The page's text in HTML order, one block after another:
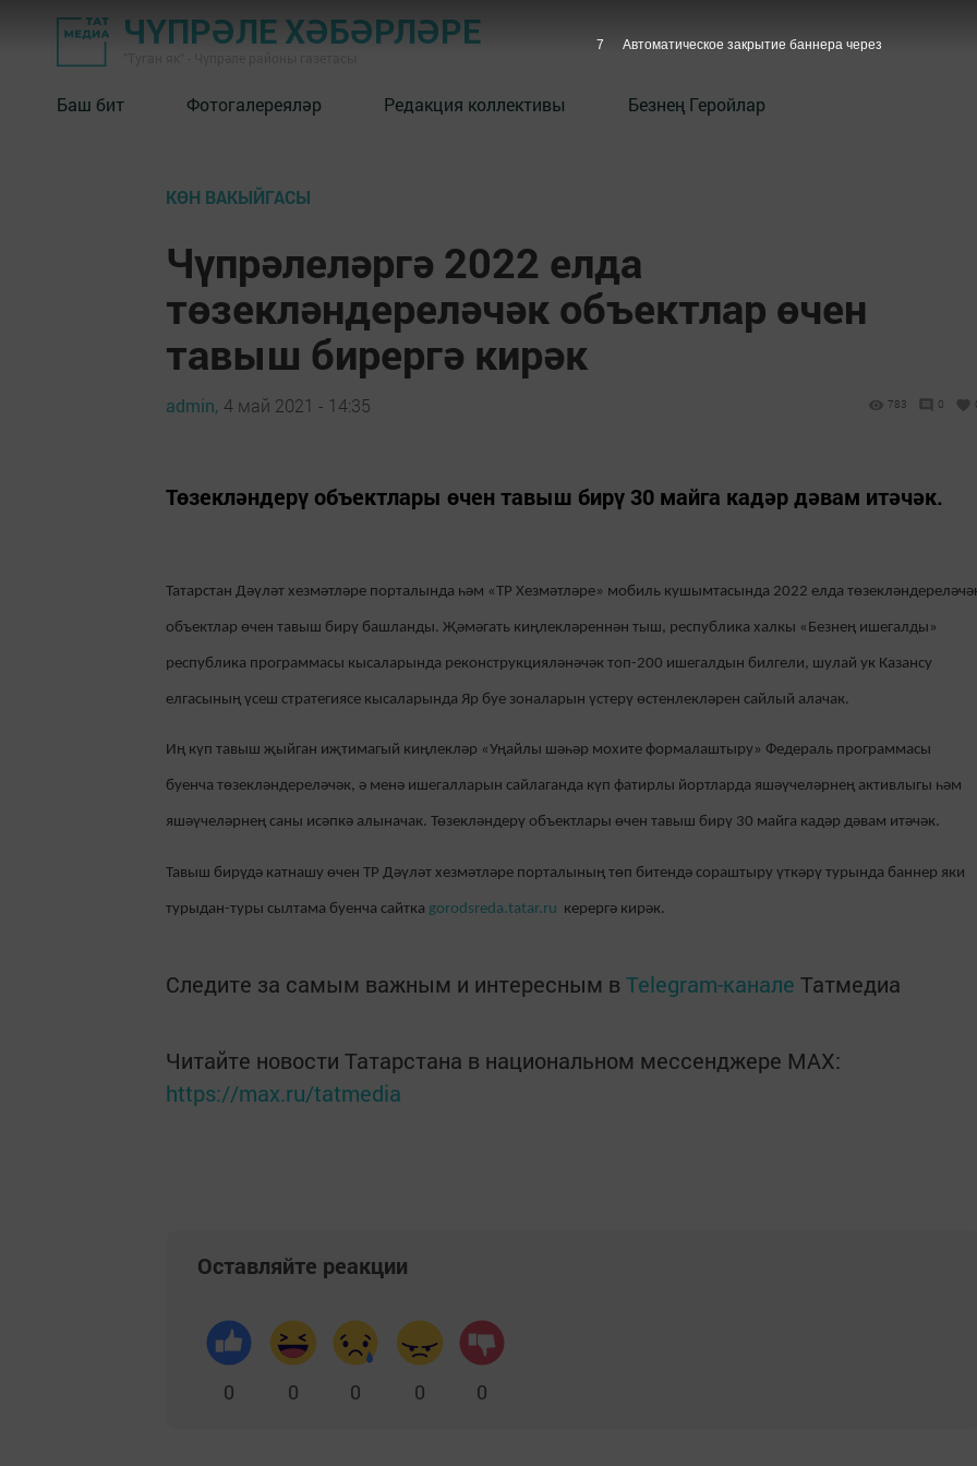
ЧҮПРӘЛЕ ХӘБӘРЛӘРЕ
Баш бит Фотогалереяләр Редакция коллективы Безнең Геройлар
КӨН ВАКЫЙГАСЫ
Чүпрәлеләргә 2022 елда
төзекләндереләчәк объектлар өчен
тавыш бирергә кирәк
admin, 4 май 2021 - 14:35 783 0
Төзекләндерү объектлары өчен тавыш бирү 30 майга кадәр дәвам итәчәк.
Татарстан Дәүләт хезмәтләре порталында һәм «ТР Хезмәтләре» мобиль кушымтасында 2022 елда
объектлар өчен тавыш бирү башланды. Җәмәгать киңлекләреннән тыш, республика халкы «Безнең ишегалды»
республика программасы кысаларында реконструкцияләнәчәк топ-200 ишегалдын билгели, шулай ук Казансу
елгасының үсеш стратегиясе кысаларында Яр буе зоналарын үстерү өстенлекләрен сайлый алачак.
Иң күп тавыш җыйган иҗтимагый киңлекләр «Уңайлы шәһәр мохите формалаштыру» Федераль программасы
буенча төзекләндереләчәк, ә менә ишегалларын сайлаганда күп фатирлы йортларда яшәүчеләрнең активлыгы һәм
яшәүчеләрнең саны исәпкә алыначак. Төзекләндерү объектлары өчен тавыш бирү 30 майга кадәр дәвам итәчәк.
Тавыш бирүдә катнашу өчен ТР Дәүләт хезмәтләре порталының төп битендә сораштыру үткәрү турында баннер яки
турыдан-туры сылтама буенча сайтка gorodsreda.tatar.ru керергә кирәк.
Следите за самым важным и интересным в Telegram-канале Татмедиа
Читайте новости Татарстана в национальном мессенджере MАХ:
https://max.ru/tatmedia
Оставляйте реакции
0 0 0 0 0
6 Автоматическое закрытие баннера через